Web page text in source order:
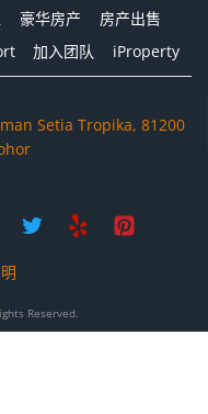
豪华房产
房产出售
加入团队 iProperty
Setia Tropika, 81200
Reserved.